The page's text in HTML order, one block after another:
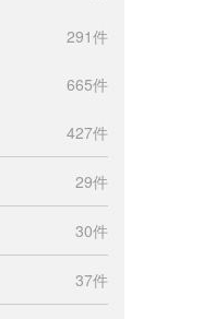
291件
665件
427件
29件
30件
37件